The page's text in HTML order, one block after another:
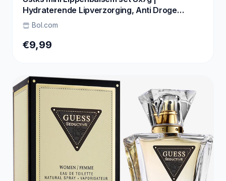
Hydraterende Lipverzorging, Anti Droge
Lippen Lipverzorging, Cadeaukinderen, Mini
Lippenbalsem Potjes, Lip therapies, Tiktok
viraal, 8 verschillende Fruitige Smaken,
Bol.com
€9,99